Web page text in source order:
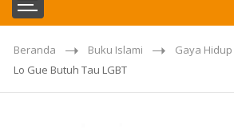
Beranda Buku Islami
Gaya Hidup
Lo Gue Butuh Tau LGBT